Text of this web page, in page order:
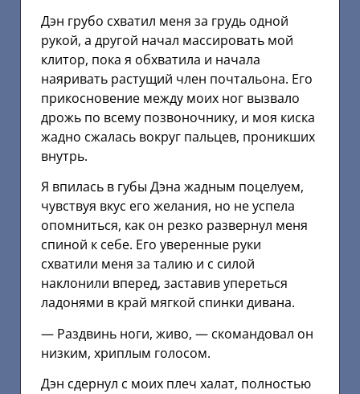
Дэн грубо схватил меня за грудь одной
рукой, а другой начал массировать мой
клитор, пока я обхватила и начала
наяривать растущий член почтальона. Его
прикосновение между моих ног вызвало
дрожь по всему позвоночнику, и моя киска
жадно сжалась вокруг пальцев, проникших
внутрь.
Я впилась в губы Дэна жадным поцелуем,
чувствуя вкус его желания, но не успела
опомниться, как он резко развернул меня
спиной к себе. Его уверенные руки
схватили меня за талию и с силой
наклонили вперед, заставив упереться
ладонями в край мягкой спинки дивана.
— Раздвинь ноги, живо, — скомандовал он
низким, хриплым голосом.
Дэн сдернул с моих плеч халат, полностью